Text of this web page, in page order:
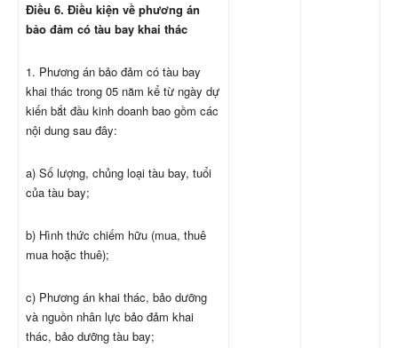
Điều 6. Điều kiện về phương án
bảo đảm có tàu bay khai thác
1. Phương án bảo đảm có tàu bay
khai thác trong 05 năm kể từ ngày dự
kiến bắt đầu kinh doanh bao gồm các
nội dung sau đây:
a) Số lượng, chủng loại tàu bay, tuổi
của tàu bay;
b) Hình thức chiếm hữu (mua, thuê
mua hoặc thuê);
c) Phương án khai thác, bảo dưỡng
và nguồn nhân lực bảo đảm khai
thác, bảo dưỡng tàu bay;